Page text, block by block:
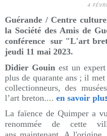
4
Guérande / Centre
la Société des Amis de
conférence sur "L'art
jeudi 11 mai 2023.
Didier Gouinest un expert
plus de quarante ans ; il
collectionneurs, des
l’art breton.... en savoir plu
La faïence de Quimper a
renommée de cette